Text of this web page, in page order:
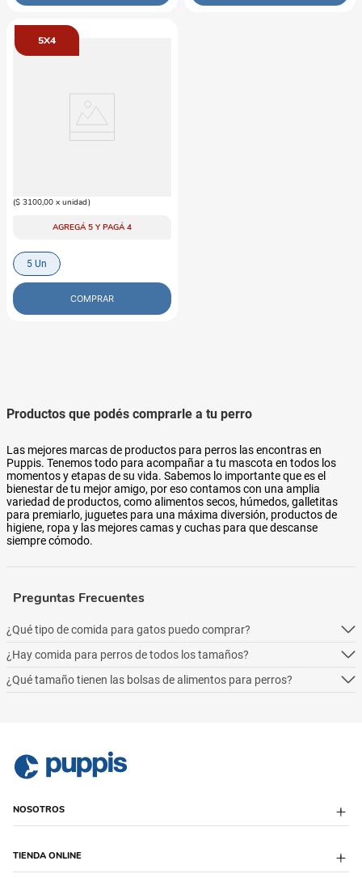
5X4
($ 3100,00 x unidad)
AGREGÁ 5 Y PAGÁ 4
5 Un
COMPRAR
Productos que podés comprarle a tu perro
Las mejores marcas de productos para perros las encontras en
Puppis. Tenemos todo para acompañar a tu mascota en todos los
momentos y etapas de su vida. Sabemos lo importante que es el
bienestar de tu mejor amigo, por eso contamos con una amplia
variedad de productos, como alimentos secos, húmedos, galletitas
para premiarlo, juguetes para una máxima diversión, productos de
higiene, ropa y las mejores camas y cuchas para que descanse
siempre cómodo.
Preguntas Frecuentes
¿Qué tipo de comida para gatos puedo comprar?
Podés comprar online 5 tipos: alimento seco para perros, alimento
húmedo, alimento medicado, para necesidades especialesy alimentos
¿Hay comida para perros de todos los tamaños?
Podés comprar online 5 tipos: alimento seco para perros, alimento
¿Qué tamaño tienen las bolsas de alimentos para perros?
NOSOTROS
TIENDA ONLINE